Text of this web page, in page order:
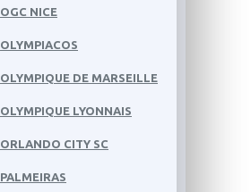
OGC NICE
OLYMPIACOS
OLYMPIQUE DE MARSEILLE
OLYMPIQUE LYONNAIS
ORLANDO CITY SC
PALMEIRAS